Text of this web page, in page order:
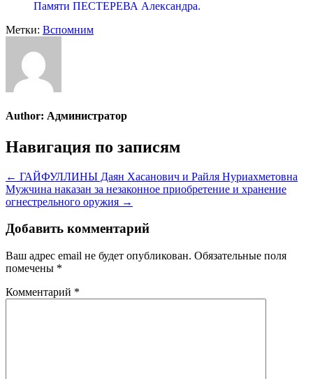
Памяти ПЕСТЕРЕВА Александра.
Метки: Вспомним
Author: Администратор
Навигация по записям
← ГАЙФУЛЛИНЫ Даян Хасанович и Райля Нуриахметовна
Мужчина наказан за незаконное приобретение и хранение
огнестрельного оружия →
Добавить комментарий
Ваш адрес email не будет опубликован. Обязательные поля
помечены *
Комментарий *